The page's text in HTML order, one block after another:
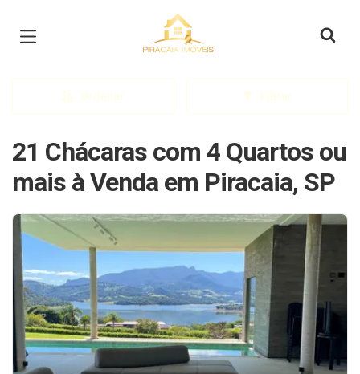
Página inicial
Ordenar Filtrar
21 Chácaras com 4 Quartos ou
mais à Venda em Piracaia, SP